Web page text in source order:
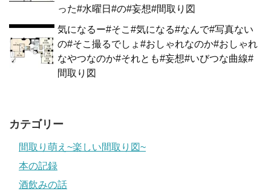
った#水曜日#の#妄想#間取り図
気になるー#そこ#気になる#なんで#写真ない
の#そこ撮るでしょ#おしゃれなのか#おしゃれ
なやつなのか#それとも#妄想#いびつな曲線#
間取り図
カテゴリー
間取り萌え~楽しい間取り図~
本の記録
酒飲みの話